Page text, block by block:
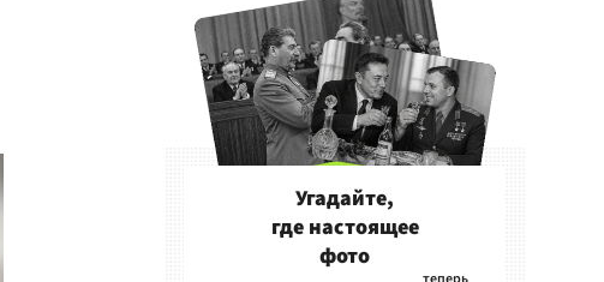
Угадайте,
где настоящее
фото